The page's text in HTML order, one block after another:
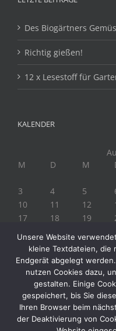
Des Biogärtners
Richtig gießen!
12 x Lesestoff für
KALENDER
M
D M
3
4 5
10
11 12
17
18 19
« Juli
Unsere Website
kleine Textdateien, die
Endgerät abgelegt
nutzen Cookies dazu,
gestalten. Einige
gespeichert, bis Sie
Ihren Browser beim
der Deaktivierung von